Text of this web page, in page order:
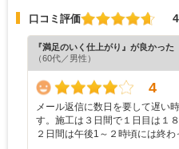
口コミ評価
『満足のいく仕上がり』が良かった
（60代／男性）
4
メール返信に数日を要して遅い
す。施工は３日間で１日目は１
２日間は午後1～２時頃には終